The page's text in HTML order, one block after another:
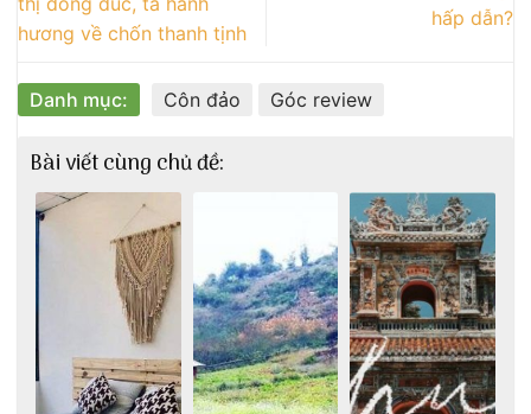
hương về chốn thanh tịnh
hấp dẫn?
Danh mục: Côn đảo Góc review
Bài viết cùng chủ đề: